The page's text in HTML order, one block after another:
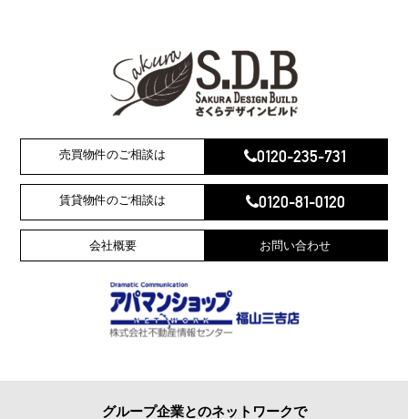
売買物件のご相談は 0120-235-731
賃貸物件のご相談は 0120-81-0120
会社概要 お問い合わせ
グループ企業とのネットワークで